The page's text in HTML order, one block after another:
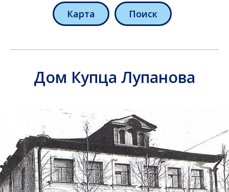
Карта Поиск
Дом Купца Лупанова